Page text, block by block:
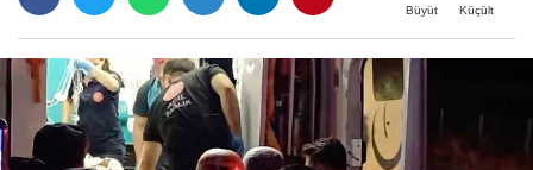
Büyüt Küçült